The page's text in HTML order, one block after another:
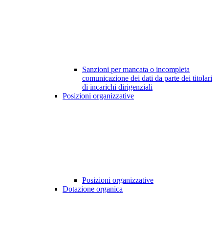
Sanzioni per mancata o incompleta
comunicazione dei dati da parte dei titolari
di incarichi dirigenziali
Posizioni organizzative
Posizioni organizzative
Dotazione organica